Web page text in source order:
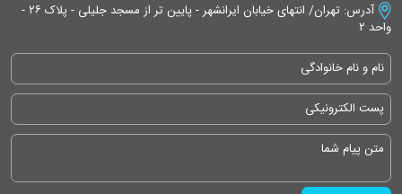
آدرس: تهران/ انتهای خیابان ایرانشهر - پایین تر از مسجد جلیلی - پلاک ۲۶ -
واحد ۲